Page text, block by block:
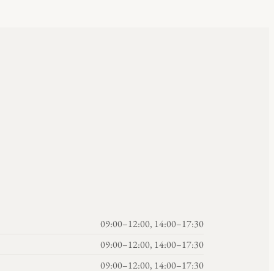
09:00–12:00, 14:00–17:30
09:00–12:00, 14:00–17:30
09:00–12:00, 14:00–17:30